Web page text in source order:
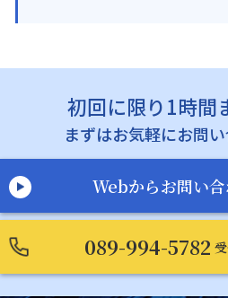
初回に限り1時間
まずはお気軽にお問
Webからお問い
089-994-5782